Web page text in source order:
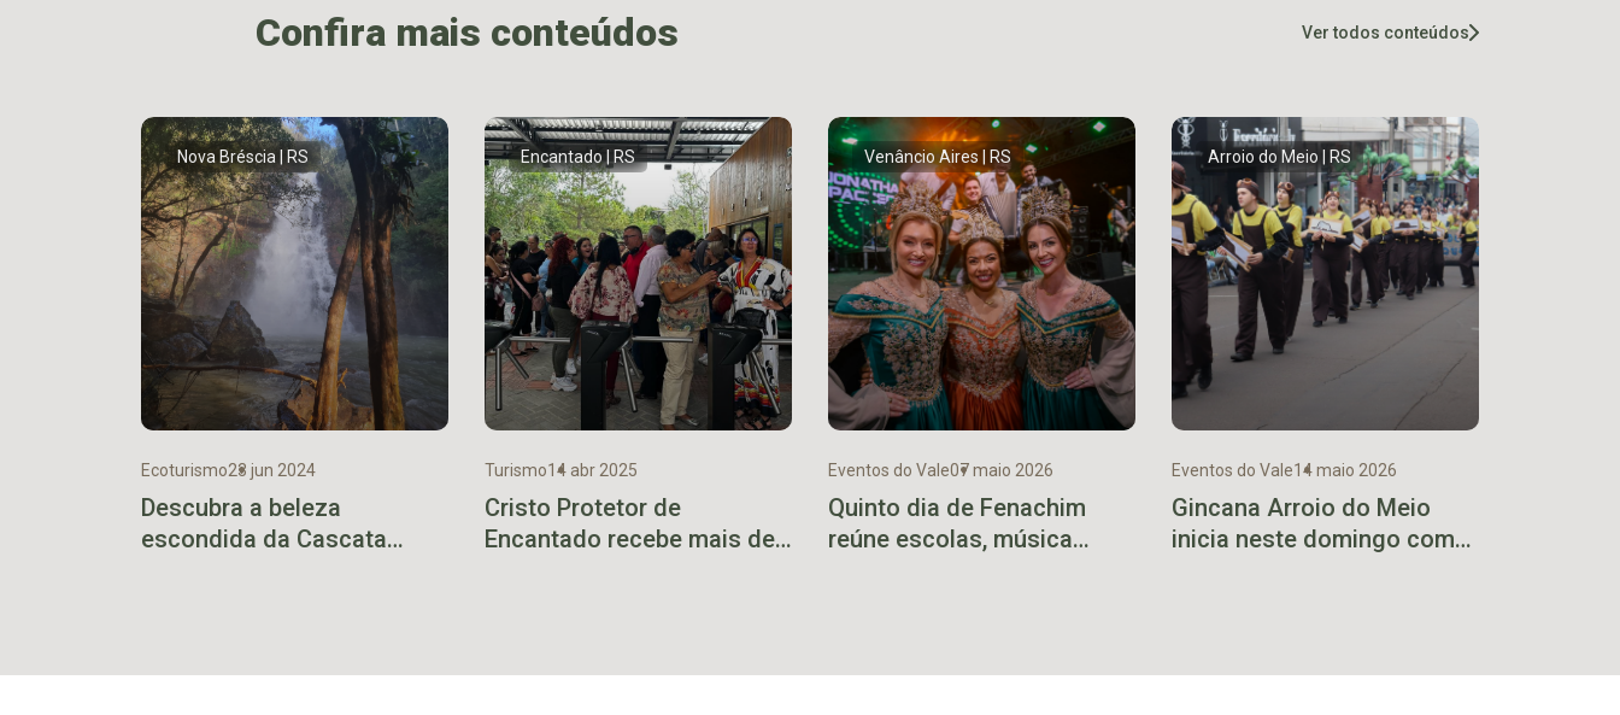
Confira mais conteúdos Ver todos conteúdos
Nova Bréscia | RS
Ecoturismo23 jun 2024
Descubra a beleza
escondida da Cascata
Encantado | RS
Turismo14 abr 2025
Cristo Protetor de
Encantado recebe mais de
Venâncio Aires | RS
Eventos do Vale07 maio 2026
Quinto dia de Fenachim
reúne escolas, música
Arroio do Meio | RS
Eventos do Vale14 maio 2026
Gincana Arroio do Meio
inicia neste domingo com